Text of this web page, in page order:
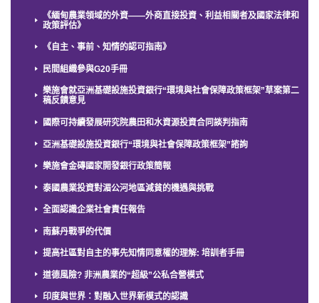
《緬甸農業領域的外資——外商直接投資、利益相關者及國家法律和
政策評估》
《自主、事前、知情的認可指南》
民間組織參與G20手冊
樂施會就亞洲基礎設施投資銀行“環境與社會保障政策框架”草案第二
稿反饋意見
國際可持續發展研究院農田和水資源投資合同談判指南
亞洲基礎設施投資銀行“環境與社會保障政策框架”諮詢
樂施會金磚國家開發銀行政策簡報
泰國農業投資對湄公河地區減貧的機遇與挑戰
全面認識企業社會責任報告
南蘇丹戰爭的代價
提高社區對自主的事先知情同意權的理解: 培訓者手冊
道德風險? 非洲農業的“超級”公私合營模式
印度與世界：對融入世界新模式的認識